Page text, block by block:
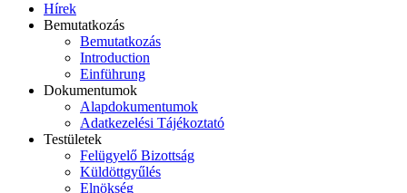
Hírek
Bemutatkozás
Bemutatkozás
Introduction
Einführung
Dokumentumok
Alapdokumentumok
Adatkezelési Tájékoztató
Testületek
Felügyelő Bizottság
Küldöttgyűlés
Elnökség